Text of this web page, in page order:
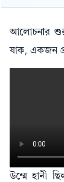
আলোচনার
যাক, একজন
উম্মে হানী